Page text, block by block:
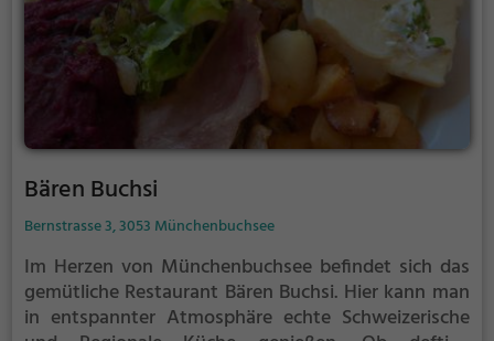
Bären Buchsi
Bernstrasse 3, 3053 Münchenbuchsee
Im Herzen von Münchenbuchsee befindet sich das
gemütliche Restaurant Bären Buchsi. Hier kann man
in entspannter Atmosphäre echte Schweizerische